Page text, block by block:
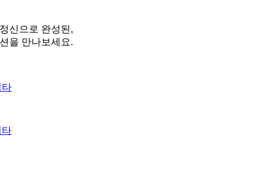
신으로 완성된,
을 만나보세요.